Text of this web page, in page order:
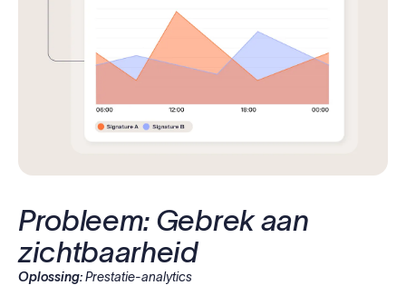
Probleem: Gebrek aan
zichtbaarheid
Oplossing:Prestatie-analytics